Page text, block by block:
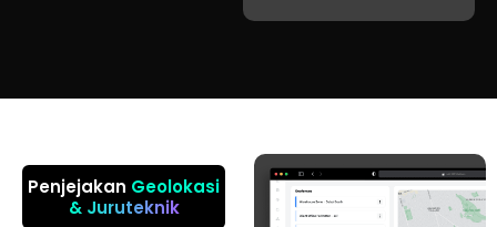
Penjejakan Geolokasi
& Juruteknik